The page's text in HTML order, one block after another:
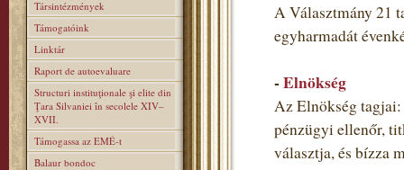
Társintézmények
Támogatóink
Linktár
Raport de autoevaluare
Structuri instituţionale şi elite din
Ţara Silvaniei în secolele XIV–
XVII.
Támogassa az EMÉ-t
Balaur bondoc
A Választmány 21
egyharmadát
- Elnökség
Az Elnökség
pénzügyi ellenőr,
választja, és bízza